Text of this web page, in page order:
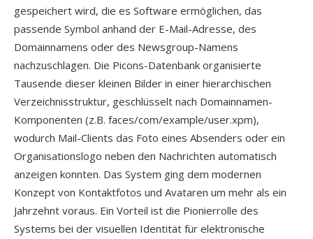
gespeichert wird, die es Software ermöglichen, das
passende Symbol anhand der E-Mail-Adresse, des
Domainnamens oder des Newsgroup-Namens
nachzuschlagen. Die Picons-Datenbank organisierte
Tausende dieser kleinen Bilder in einer hierarchischen
Verzeichnisstruktur, geschlüsselt nach Domainnamen-
Komponenten (z.B. faces/com/example/user.xpm),
wodurch Mail-Clients das Foto eines Absenders oder ein
Organisationslogo neben den Nachrichten automatisch
anzeigen konnten. Das System ging dem modernen
Konzept von Kontaktfotos und Avataren um mehr als ein
Jahrzehnt voraus. Ein Vorteil ist die Pionierrolle des
Systems bei der visuellen Identität für elektronische